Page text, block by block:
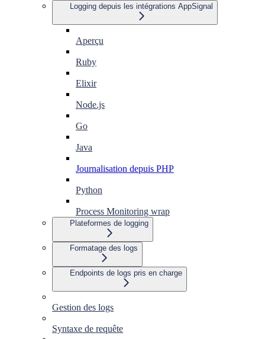
Logging depuis les intégrations AppSignal
Aperçu
Ruby
Elixir
Node.js
Go
Java
Journalisation depuis PHP
Python
Process Monitoring wrap
Plateformes de logging
Formatage des logs
Endpoints de logs pris en charge
Gestion des logs
Syntaxe de requête